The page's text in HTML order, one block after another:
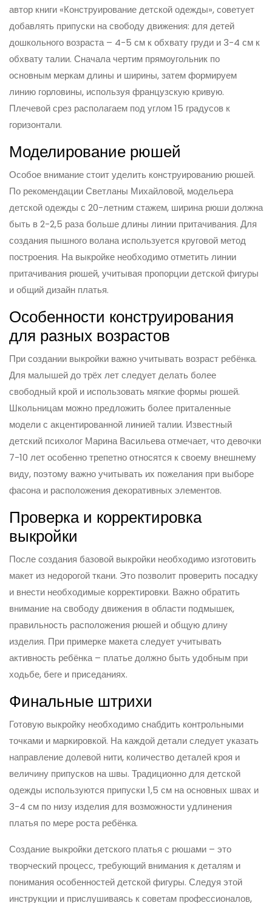
автор книги «Конструирование детской одежды», советует
добавлять припуски на свободу движения: для детей
дошкольного возраста – 4-5 см к обхвату груди и 3-4 см к
обхвату талии. Сначала чертим прямоугольник по
основным меркам длины и ширины, затем формируем
линию горловины, используя французскую кривую.
Плечевой срез располагаем под углом 15 градусов к
горизонтали.
Моделирование рюшей
Особое внимание стоит уделить конструированию рюшей.
По рекомендации Светланы Михайловой, модельера
детской одежды с 20-летним стажем, ширина рюши должна
быть в 2-2,5 раза больше длины линии притачивания. Для
создания пышного волана используется круговой метод
построения. На выкройке необходимо отметить линии
притачивания рюшей, учитывая пропорции детской фигуры
и общий дизайн платья.
Особенности конструирования
для разных возрастов
При создании выкройки важно учитывать возраст ребёнка.
Для малышей до трёх лет следует делать более
свободный крой и использовать мягкие формы рюшей.
Школьницам можно предложить более приталенные
модели с акцентированной линией талии. Известный
детский психолог Марина Васильева отмечает, что девочки
7-10 лет особенно трепетно относятся к своему внешнему
виду, поэтому важно учитывать их пожелания при выборе
фасона и расположения декоративных элементов.
Проверка и корректировка
выкройки
После создания базовой выкройки необходимо изготовить
макет из недорогой ткани. Это позволит проверить посадку
и внести необходимые корректировки. Важно обратить
внимание на свободу движения в области подмышек,
правильность расположения рюшей и общую длину
изделия. При примерке макета следует учитывать
активность ребёнка – платье должно быть удобным при
ходьбе, беге и приседаниях.
Финальные штрихи
Готовую выкройку необходимо снабдить контрольными
точками и маркировкой. На каждой детали следует указать
направление долевой нити, количество деталей кроя и
величину припусков на швы. Традиционно для детской
одежды используются припуски 1,5 см на основных швах и
3-4 см по низу изделия для возможности удлинения
платья по мере роста ребёнка.
Создание выкройки детского платья с рюшами – это
творческий процесс, требующий внимания к деталям и
понимания особенностей детской фигуры. Следуя этой
инструкции и прислушиваясь к советам профессионалов,